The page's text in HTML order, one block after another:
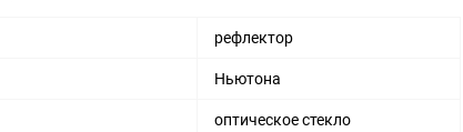
рефлектор
Ньютона
оптическое стекло